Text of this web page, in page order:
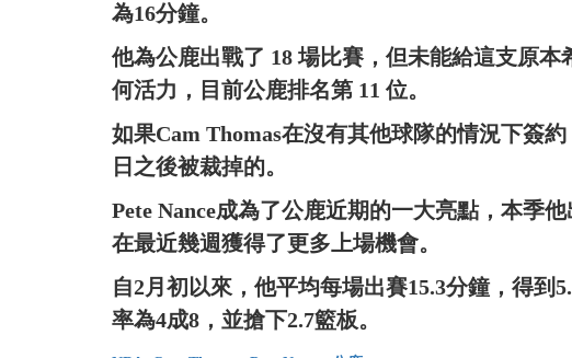
為16分鐘。
他為公鹿出戰了 18 場比賽，但未能給這支原
何活力，目前公鹿排名第 11 位。
如果Cam Thomas在沒有其他球隊的情況下簽
日之後被裁掉的。
Pete Nance成為了公鹿近期的一大亮點，本季
在最近幾週獲得了更多上場機會。
自2月初以來，他平均每場出賽15.3分鐘，得到
率為4成8，並搶下2.7籃板。